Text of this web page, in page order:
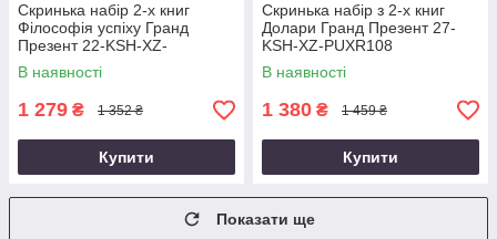
Скринька набір 2-х книг
Філософія успіху Гранд
Презент 22-KSH-XZ-
PUXR102
В наявності
1 279 ₴ 1 352 ₴
Купити
Скринька набір з 2-х книг
Долари Гранд Презент 27-
KSH-XZ-PUXR108
В наявності
1 380 ₴ 1 459 ₴
Купити
Показати ще